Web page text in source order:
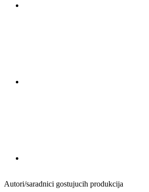
Autori/saradnici gostujucih produkcija